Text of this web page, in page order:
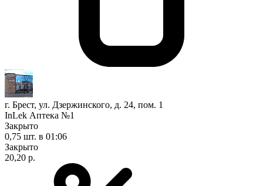
г. Брест, ул. Дзержинского, д. 24, пом. 1
InLek Аптека №1
Закрыто
0,75 шт. в 01:06
Закрыто
20,20 р.